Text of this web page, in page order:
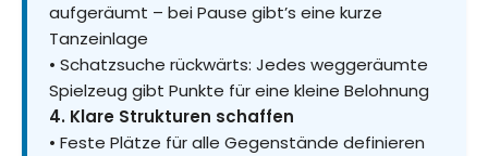
aufgeräumt – bei Pause gibt’s eine kurze
Tanzeinlage
• Schatzsuche rückwärts: Jedes weggeräumte
Spielzeug gibt Punkte für eine kleine Belohnung
4. Klare Strukturen schaffen
• Feste Plätze für alle Gegenstände definieren